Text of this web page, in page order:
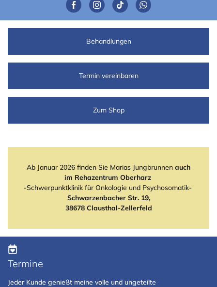
Behandlungen
Termin vereinbaren
Zum Shop
Ab Januar 2026 finden Sie Marias Jungbrunnen auch
im Rehazentrum Oberharz
-Schwerpunktklinik für Onkologie und Psychosomatik-
Schwarzenbacher Str. 19,
38678 Clausthal-Zellerfeld
Termine
Jeder Kunde genießt meine volle und ungeteilte